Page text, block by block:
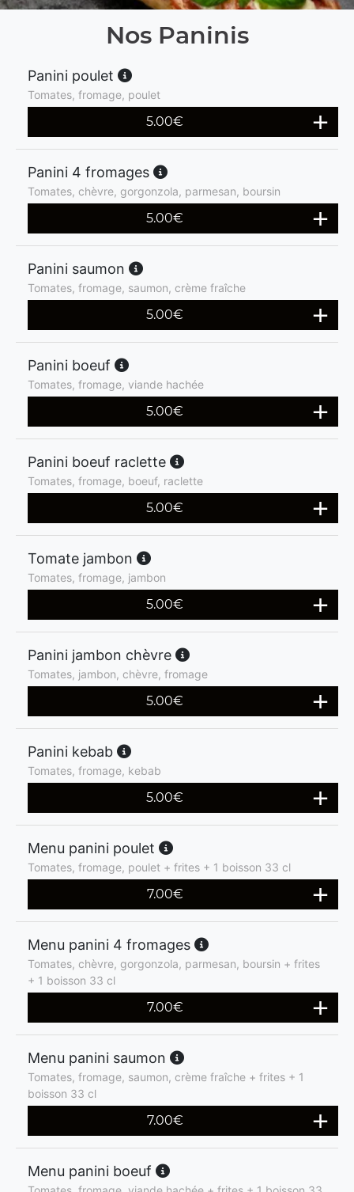
Nos Paninis
Panini poulet
Tomates, fromage, poulet
5.00€
Panini 4 fromages
Tomates, chèvre, gorgonzola, parmesan, boursin
5.00€
Panini saumon
Tomates, fromage, saumon, crème fraîche
5.00€
Panini boeuf
Tomates, fromage, viande hachée
5.00€
Panini boeuf raclette
Tomates, fromage, boeuf, raclette
5.00€
Tomate jambon
Tomates, fromage, jambon
5.00€
Panini jambon chèvre
Tomates, jambon, chèvre, fromage
5.00€
Panini kebab
Tomates, fromage, kebab
5.00€
Menu panini poulet
Tomates, fromage, poulet + frites + 1 boisson 33 cl
7.00€
Menu panini 4 fromages
Tomates, chèvre, gorgonzola, parmesan, boursin + frites
+ 1 boisson 33 cl
7.00€
Menu panini saumon
Tomates, fromage, saumon, crème fraîche + frites + 1
boisson 33 cl
7.00€
Menu panini boeuf